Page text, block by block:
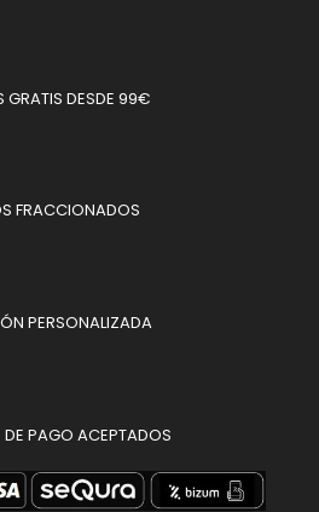
GRATIS DESDE 99€
FRACCIONADOS
PERSONALIZADA
PAGO ACEPTADOS